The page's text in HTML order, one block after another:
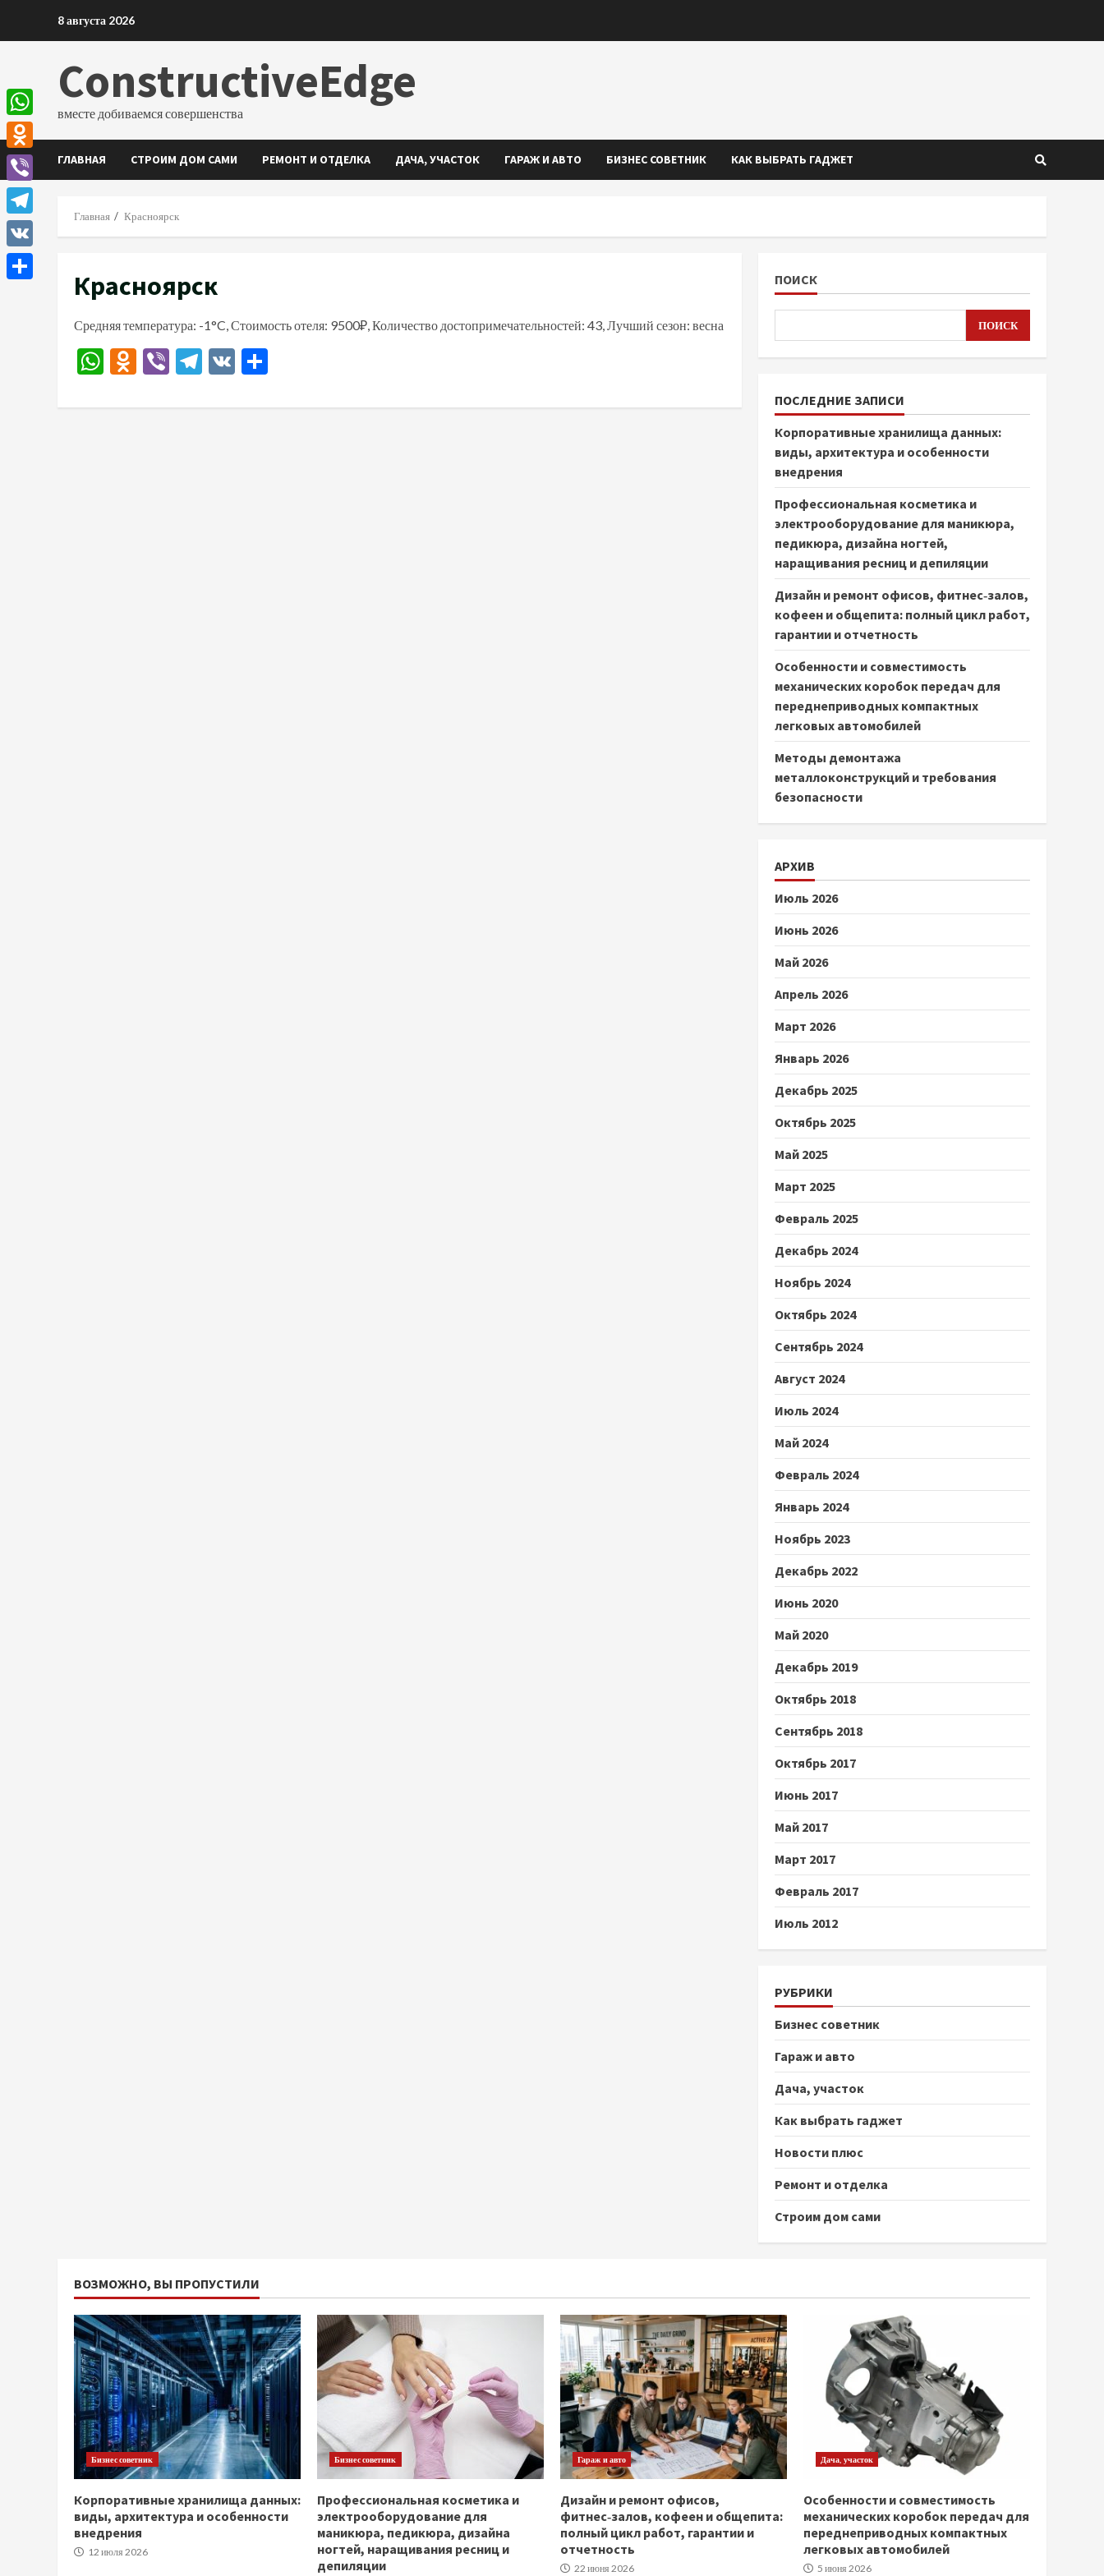
8 августа 2026
ConstructiveEdge
вместе добиваемся совершенства
ГЛАВНАЯ СТРОИМ ДОМ САМИ РЕМОНТ И ОТДЕЛКА ДАЧА, УЧАСТОК ГАРАЖ И АВТО БИЗНЕС СОВЕТНИК КАК ВЫБРАТЬ ГАДЖЕТ
Главная Красноярск
Красноярск
Средняя температура: -1°C, Стоимость отеля: 9500₽, Количество достопримечательностей: 43, Лучший сезон: весна
WhatsApp
Odnoklassniki
ViberTelegram
VK
ПОИСК
ПОИСК
ПОСЛЕДНИЕ ЗАПИСИ
Корпоративные хранилища данных:
виды, архитектура и особенности
внедрения
Профессиональная косметика и
электрооборудование для маникюра,
педикюра, дизайна ногтей,
наращивания ресниц и депиляции
Дизайн и ремонт офисов, фитнес‑залов,
кофеен и общепита: полный цикл работ,
гарантии и отчетность
Особенности и совместимость
механических коробок передач для
переднеприводных компактных
легковых автомобилей
Методы демонтажа
металлоконструкций и требования
безопасности
АРХИВ
Июль 2026
Июнь 2026
Май 2026
Апрель 2026
Март 2026
Январь 2026
Декабрь 2025
Октябрь 2025
Май 2025
Март 2025
Февраль 2025
Декабрь 2024
Ноябрь 2024
Октябрь 2024
Сентябрь 2024
Август 2024
Июль 2024
Май 2024
Февраль 2024
Январь 2024
Ноябрь 2023
Декабрь 2022
Июнь 2020
Май 2020
Декабрь 2019
Октябрь 2018
Сентябрь 2018
Октябрь 2017
Июнь 2017
Май 2017
Март 2017
Февраль 2017
Июль 2012
РУБРИКИ
Бизнес советник
Гараж и авто
Дача, участок
Как выбрать гаджет
Новости плюс
Ремонт и отделка
Строим дом сами
ВОЗМОЖНО, ВЫ ПРОПУСТИЛИ
Бизнес советник
Корпоративные хранилища данных:
виды, архитектура и особенности
внедрения
12 июля 2026
Бизнес советник
Профессиональная косметика и
электрооборудование для
маникюра, педикюра, дизайна
ногтей, наращивания ресниц и
депиляции
Гараж и авто
Дизайн и ремонт офисов,
фитнес‑залов, кофеен и общепита:
полный цикл работ, гарантии и
отчетность
22 июня 2026
Дача, участок
Особенности и совместимость
механических коробок передач для
переднеприводных компактных
легковых автомобилей
5 июня 2026
WhatsApp
Odnoklassniki
Viber
Telegram
VK